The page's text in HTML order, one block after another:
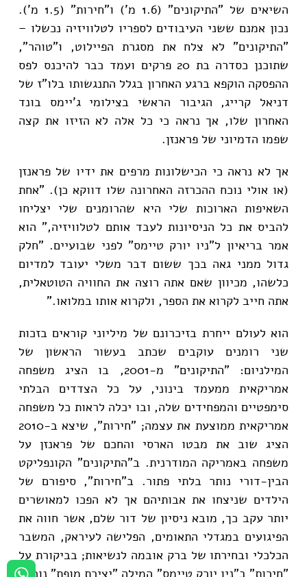
השיאים של "התיקונים" (1.6 מ') ו"חירות" (1.5 מ').
נכון אמנם ששני העיבודים לספריו לטלוויזיה נכשלו –
"התיקונים" לא צלח את מסגרת הפיילוט, ו"טוהר",
שתוכנן כסדרה בת 20 פרקים ועמד כבר להיכנס לפס
ההפסקה הוקפא ברגע האחרון בגלל התנגשותו בלו"ז של
דניאל קרייג, הגיבור הראשי בצילומי ג'יימס בונד
האחרון שלו, אך נראה כי כל אלה לא הזיזו את קצה
שפמו הדמיוני של פראנזן.
אך לא נראה כי הכישלונות מרפים את ידיו של פראנזן
(או אולי נוכח ההכרזה האחרונה שלו דווקא כן). "אחת
השאיפות הארוכות שלי היא שהרומנים שלי יצליחו
להביס את כל הניסיונות לעבד אותם לטלוויזיה," הוא
אמר בריאיון ל"ניו יורק טיימס" לפני שבועיים. "חלק
גדול ממני גאה בכך ששום דבר משלי יעובד למדיום
כלשהו, מכיוון שאם אתה רוצה את החוויה הטוטאלית,
אתה חייב לקרוא את הספר, ולקרוא אותו במלואו."
הוא לעולם ייחרת בזיכרונם של מיליוני קוראים בזכות
שני רומנים עוקבים שכתב בעשור הראשון של
המילניום: "התיקונים" מ-2001, בו הציג משפחה
אמריקאית ממעמד בינוני, על כל הצדדים הבלתי
סימפטיים והמפחידים שלה, ובו יכלה לראות כל משפחה
אמריקאית ממוצעת את עצמה; "חירות", שיצא ב-2010
הציג שוב את מבטו הארסי והחכם של פראנזן על
משפחה באמריקה המודרנית. ב"התיקונים" הקונפליקט
הבין-דורי נותר בלתי פתור. ב"חירות", סיפורם של
הילדים שניצחו את אבותיהם אך לא הפכו למאושרים
יותר עקב כך, מובא ניסיון של דור שלם, אשר חווה את
הפיגועים במגדלי התאומים, הפלישה לעיראק, המשבר
הכלכלי ובחירתו של ברק אובמה לנשיאות; בביקורת על
"חירות" ב"ניו יורק טיימס" המילה "יצירת מופת" נוכחת